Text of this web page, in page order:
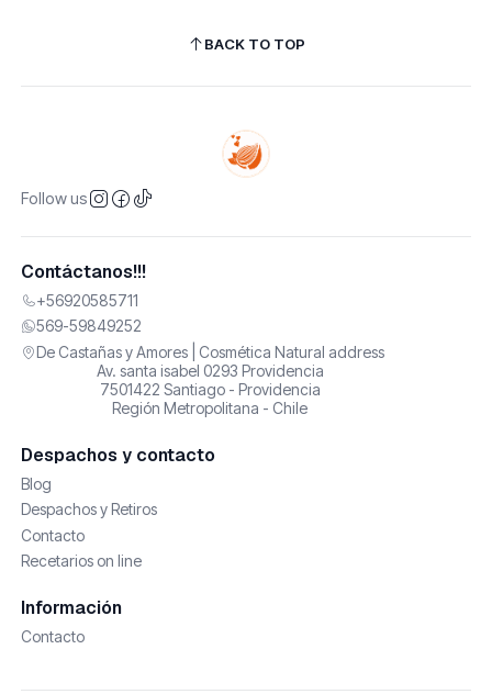
BACK TO TOP
Follow us
Contáctanos!!!
+56920585711
569-59849252
De Castañas y Amores | Cosmética Natural address
Av. santa isabel 0293 Providencia
7501422 Santiago - Providencia
Región Metropolitana - Chile
Despachos y contacto
Blog
Despachos y Retiros
Contacto
Recetarios on line
Información
Contacto